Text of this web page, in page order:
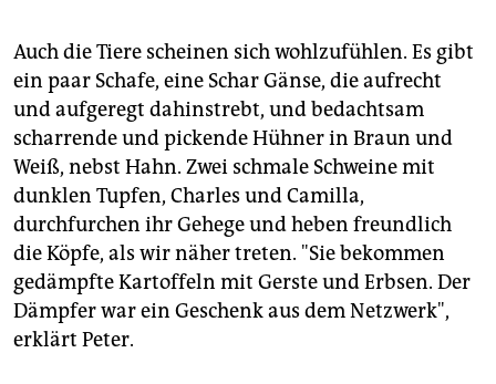
Auch die Tiere scheinen sich wohlzufühlen. Es gibt
ein paar Schafe, eine Schar Gänse, die aufrecht
und aufgeregt dahinstrebt, und bedachtsam
scharrende und pickende Hühner in Braun und
Weiß, nebst Hahn. Zwei schmale Schweine mit
dunklen Tupfen, Charles und Camilla,
durchfurchen ihr Gehege und heben freundlich
die Köpfe, als wir näher treten. "Sie bekommen
gedämpfte Kartoffeln mit Gerste und Erbsen. Der
Dämpfer war ein Geschenk aus dem Netzwerk",
erklärt Peter.